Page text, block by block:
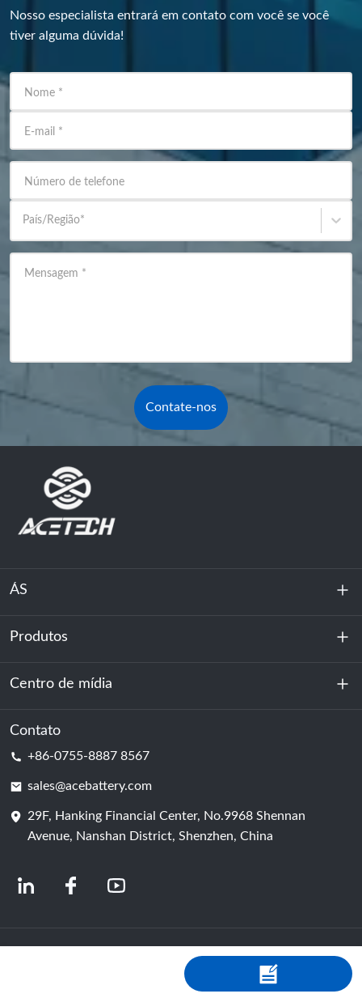
Nosso especialista entrará em contato com você se você
tiver alguma dúvida!
Nome *
E-mail *
Número de telefone
País/Região*
Mensagem *
Contate-nos
ÁS
Sobre nós
Sustentabilidade
Produtos
Armazenamento de energia
Centro de dados e sala de servidores
Célula de bateria
Centro de mídia
Notícias
Contato
+86-0755-8887 8567
sales@acebattery.com
29F, Hanking Financial Center, No.9968 Shennan
Avenue, Nanshan District, Shenzhen, China
© 2024 Fabricantes Chineses de Baterias de Íon-Lítio | Fábrica e empresa de
baterias de lítio | ACE Battery Powered by Shopastro
política de Privacidade